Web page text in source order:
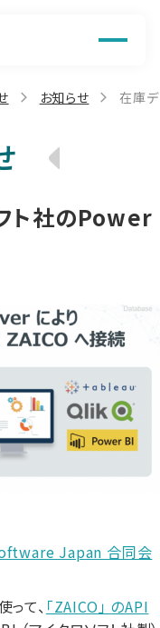
お知らせ 在庫
ト社のPower
Japan 合同会
て、 「ZAICO」 のAPI